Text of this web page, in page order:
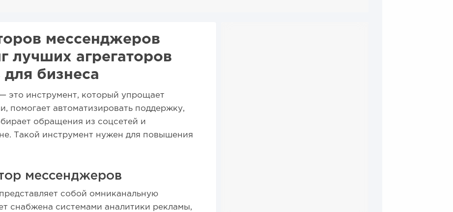
мессенджеров
лучших агрегаторов
бизнеса
это инструмент, который упрощает
помогает автоматизировать поддержку,
обращения из соцсетей и
Такой инструмент нужен для повышения
мессенджеров
собой омниканальную
снабжена системами аналитики рекламы,